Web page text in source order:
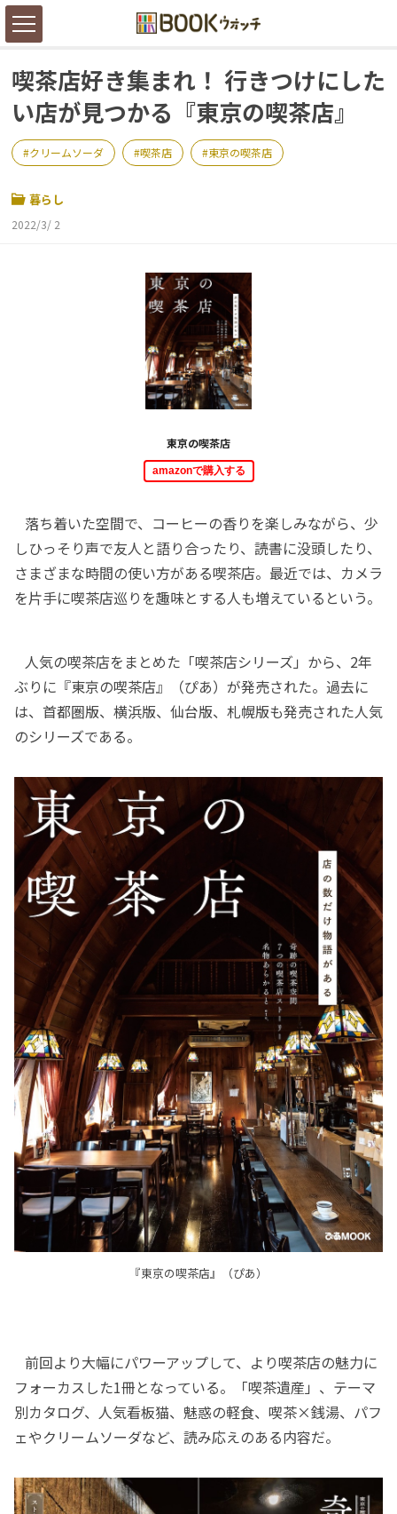
喫茶店好き集まれ！ 行きつけにした
い店が見つかる『東京の喫茶店』
クリームソーダ 喫茶店 東京の喫茶店
暮らし
2022/3/ 2
東京の喫茶店
amazonで購入する
落ち着いた空間で、コーヒーの香りを楽しみながら、少
しひっそり声で友人と語り合ったり、読書に没頭したり、
さまざまな時間の使い方がある喫茶店。最近では、カメラ
を片手に喫茶店巡りを趣味とする人も増えているという。
人気の喫茶店をまとめた「喫茶店シリーズ」から、2年
ぶりに『東京の喫茶店』（ぴあ）が発売された。過去に
は、首都圏版、横浜版、仙台版、札幌版も発売された人気
のシリーズである。
『東京の喫茶店』（ぴあ）
前回より大幅にパワーアップして、より喫茶店の魅力に
フォーカスした1冊となっている。「喫茶遺産」、テーマ
別カタログ、人気看板猫、魅惑の軽食、喫茶×銭湯、パフ
ェやクリームソーダなど、読み応えのある内容だ。